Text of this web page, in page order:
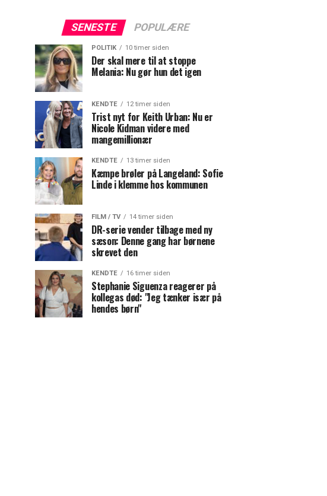
SENESTE POPULÆRE
POLITIK 10 timer siden
Der skal mere til at stoppe
Melania: Nu gør hun det igen
KENDTE 12 timer siden
Trist nyt for Keith Urban: Nu er
Nicole Kidman videre med
mangemillionær
KENDTE 13 timer siden
Kæmpe brøler på Langeland: Sofie
Linde i klemme hos kommunen
FILM / TV 14 timer siden
DR-serie vender tilbage med ny
sæson: Denne gang har børnene
skrevet den
KENDTE 16 timer siden
Stephanie Siguenza reagerer på
kollegas død: "Jeg tænker især på
hendes børn"